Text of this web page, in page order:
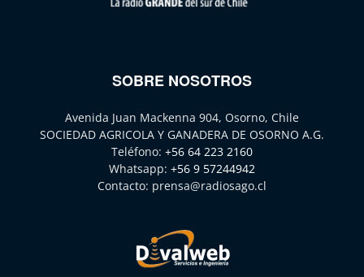
SOBRE NOSOTROS
Avenida Juan Mackenna 904, Osorno, Chile
SOCIEDAD AGRICOLA Y GANADERA DE OSORNO A.G.
Teléfono: +56 64 223 2160
Whatsapp: +56 9 57244942
Contacto: prensa@radiosago.cl